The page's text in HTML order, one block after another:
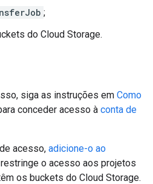
;
do Cloud Storage.
siga as instruções em Como
conceder acesso à conta de
acesso, adicione-o ao
o acesso aos projetos
os buckets do Cloud Storage.